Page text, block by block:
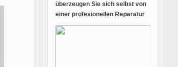
überzeugen Sie sich selbst von
einer profesionellen Reparatur